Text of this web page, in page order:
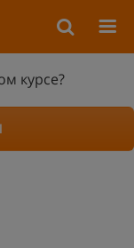
курсе?